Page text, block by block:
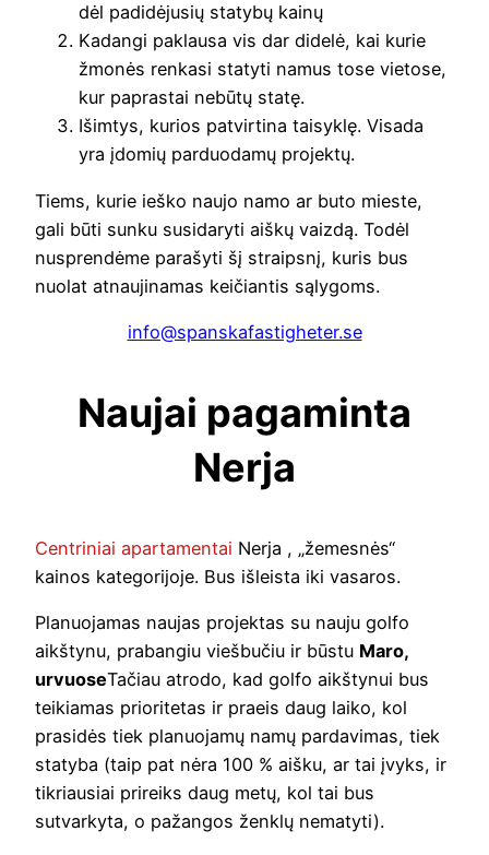
dėl padidėjusių statybų kainų
Kadangi paklausa vis dar didelė, kai kurie
žmonės renkasi statyti namus tose vietose,
kur paprastai nebūtų statę.
Išimtys, kurios patvirtina taisyklę. Visada
yra įdomių parduodamų projektų.
Tiems, kurie ieško naujo namo ar buto mieste,
gali būti sunku susidaryti aiškų vaizdą. Todėl
nusprendėme parašyti šį straipsnį, kuris bus
nuolat atnaujinamas keičiantis sąlygoms.
info@spanskafastigheter.se
Naujai pagaminta
Nerja
Centriniai apartamentai Nerja , „žemesnės“
kainos kategorijoje. Bus išleista iki vasaros.
Planuojamas naujas projektas su nauju golfo
aikštynu, prabangiu viešbučiu ir būstu Maro,
urvuoseTačiau atrodo, kad golfo aikštynui bus
teikiamas prioritetas ir praeis daug laiko, kol
prasidės tiek planuojamų namų pardavimas, tiek
statyba (taip pat nėra 100 % aišku, ar tai įvyks, ir
tikriausiai prireiks daug metų, kol tai bus
sutvarkyta, o pažangos ženklų nematyti).